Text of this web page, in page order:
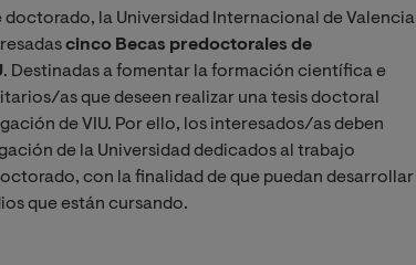
la Universidad Internacional de Valencia
cinco Becas predoctorales de
. Destinadas a fomentar la formación científica e
as que deseen realizar una tesis doctoral
de VIU. Por ello, los interesados/as deben
de la Universidad dedicados al trabajo
con la finalidad de que puedan desarrollar
que están cursando.